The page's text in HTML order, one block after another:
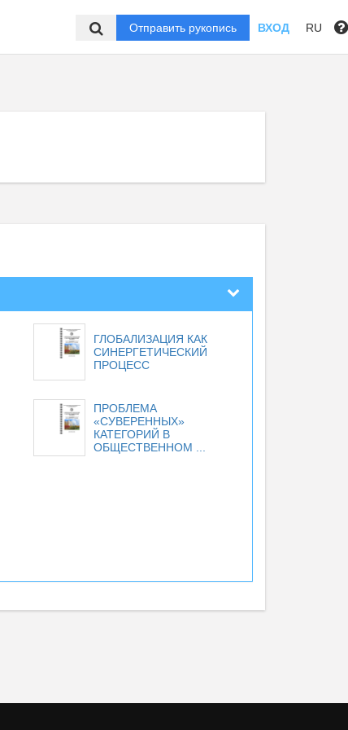
Отправить рукопись ВХОД RU
ГЛОБАЛИЗАЦИЯ КАК
СИНЕРГЕТИЧЕСКИЙ
ПРОЦЕСС
ПРОБЛЕМА
«СУВЕРЕННЫХ»
КАТЕГОРИЙ В
ОБЩЕСТВЕННОМ ...